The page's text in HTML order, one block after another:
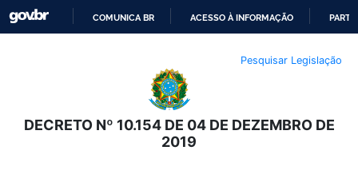
O
CONTEÚDO
COMUNICA BR ACESSO À INFORMAÇÃO
Pesquisar Legislação
DECRETO Nº 10.154 DE 04 DE DEZEMBRO DE
2019